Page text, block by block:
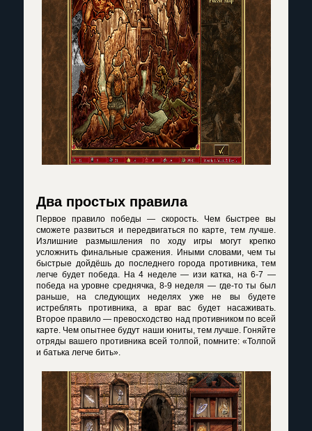
Два простых правила
Первое правило победы — скорость. Чем быстрее вы
сможете развиться и передвигаться по карте, тем лучше.
Излишние размышления по ходу игры могут крепко
усложнить финальные сражения. Иными словами, чем ты
быстрые дойдёшь до последнего города противника, тем
легче будет победа. На 4 неделе — изи катка, на 6-7 —
победа на уровне среднячка, 8-9 неделя — где-то ты был
раньше, на следующих неделях уже не вы будете
истреблять противника, а враг вас будет насаживать.
Второе правило — превосходство над противником по всей
карте. Чем опытнее будут наши юниты, тем лучше. Гоняйте
отряды вашего противника всей толпой, помните: «Толпой
и батька легче бить».